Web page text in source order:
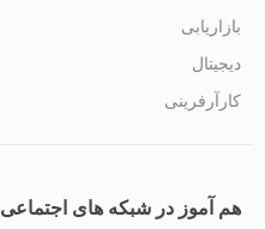
بازاریابی
دیجیتال
کارآرفرینی
هم آموز در شبکه های اجتماعی